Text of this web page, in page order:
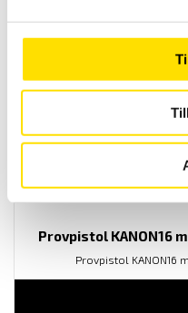
Provpistol KANON16
Provpistol KANON16